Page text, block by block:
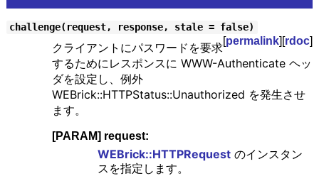
challenge(request, response, stale = false)
[permalink][rdoc]
クライアントにパスワードを要求
するためにレスポンスに WWW-Authenticate ヘッ
ダを設定し、例外
WEBrick::HTTPStatus::Unauthorized を発生させ
ます。
[PARAM] request:
WEBrick::HTTPRequestのインスタン
スを指定します。